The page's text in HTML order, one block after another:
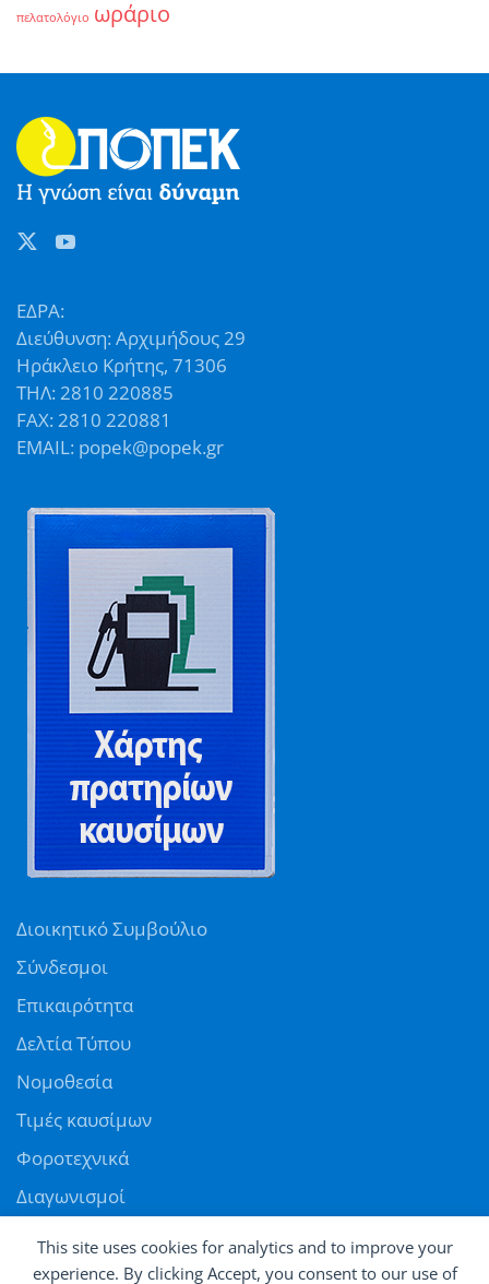
This site uses cookies for analytics and to improve your
experience. By clicking Accept, you consent to our use of
πελατολόγιο ωράριο
ΕΔΡΑ:
Διεύθυνση: Αρχιμήδους 29
Ηράκλειο Κρήτης, 71306
ΤΗΛ: 2810 220885
FAX: 2810 220881
EMAIL: popek@popek.gr
Διοικητικό Συμβούλιο
Σύνδεσμοι
Επικαιρότητα
Δελτία Τύπου
Νομοθεσία
Τιμές καυσίμων
Φοροτεχνικά
Διαγωνισμοί
Αγγελίες
Θέσεις εργασίας